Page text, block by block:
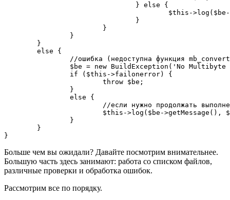
}
Больше чем вы ожидали? Давайте посмотрим внимательнее.
Большую часть здесь занимают: работа со списком файлов,
различные проверки и обработка ошибок.
Рассмотрим все по порядку.